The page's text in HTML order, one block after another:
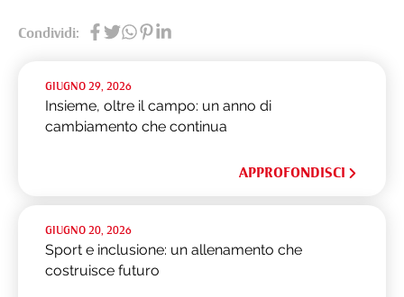
Condividi:
GIUGNO 29, 2026
Insieme, oltre il campo: un anno di
cambiamento che continua
APPROFONDISCI
GIUGNO 20, 2026
Sport e inclusione: un allenamento che
costruisce futuro